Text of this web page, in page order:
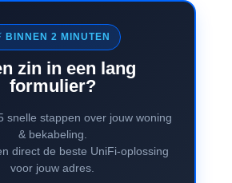
BINNEN 2 MINUTEN
zin in een lang
formulier?
snelle stappen over jouw woning
& bekabeling.
direct de beste UniFi-oplossing
voor jouw adres.